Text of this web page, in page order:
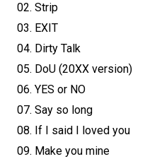
02. Strip
03. EXIT
04. Dirty Talk
05. DoU (20XX version)
06. YES or NO
07. Say so long
08. If I said I loved you
09. Make you mine